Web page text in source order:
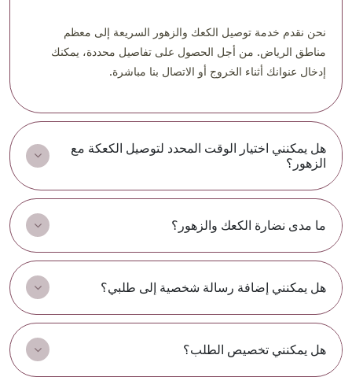
نحن نقدم خدمة توصيل الكعك والزهور السريعة إلى معظم
مناطق الرياض. من أجل الحصول على تفاصيل محددة، يمكنك
إدخال عنوانك أثناء الخروج أو الاتصال بنا مباشرة.
هل يمكنني اختيار الوقت المحدد لتوصيل الكعكة مع
الزهور؟
ما مدى نضارة الكعك والزهور؟
هل يمكنني إضافة رسالة شخصية إلى طلبي؟
هل يمكنني تخصيص الطلب؟